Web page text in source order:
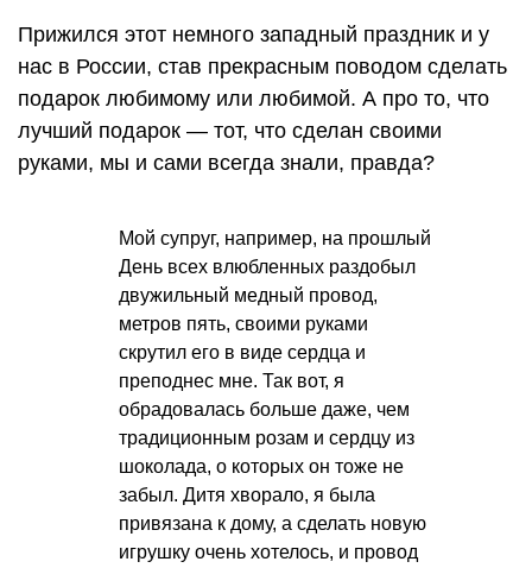
Прижился этот немного западный праздник и у
нас в России, став прекрасным поводом сделать
подарок любимому или любимой. А про то, что
лучший подарок — тот, что сделан своими
руками, мы и сами всегда знали, правда?
Мой супруг, например, на прошлый
День всех влюбленных раздобыл
двужильный медный провод,
метров пять, своими руками
скрутил его в виде сердца и
преподнес мне. Так вот, я
обрадовалась больше даже, чем
традиционным розам и сердцу из
шоколада, о которых он тоже не
забыл. Дитя хворало, я была
привязана к дому, а сделать новую
игрушку очень хотелось, и провод